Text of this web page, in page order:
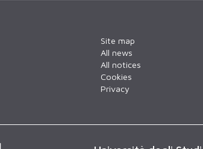
Site map
All news
All notices
Cookies
Privacy